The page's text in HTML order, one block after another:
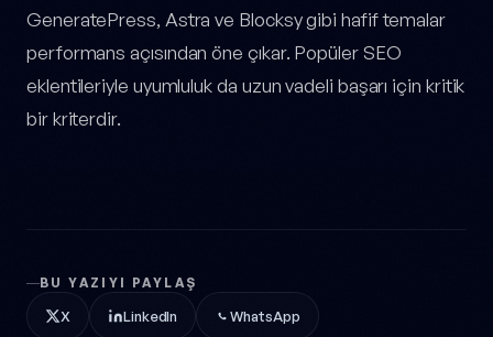
GeneratePress, Astra ve Blocksy gibi hafif temalar
performans açısından öne çıkar. Popüler SEO
eklentileriyle uyumluluk da uzun vadeli başarı için kritik
bir kriterdir.
BU YAZIYI PAYLAŞ
X LinkedIn WhatsApp